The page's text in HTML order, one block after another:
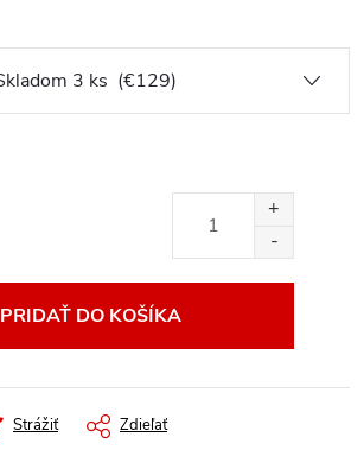
PRIDAŤ DO KOŠÍKA
Strážiť Zdieľať